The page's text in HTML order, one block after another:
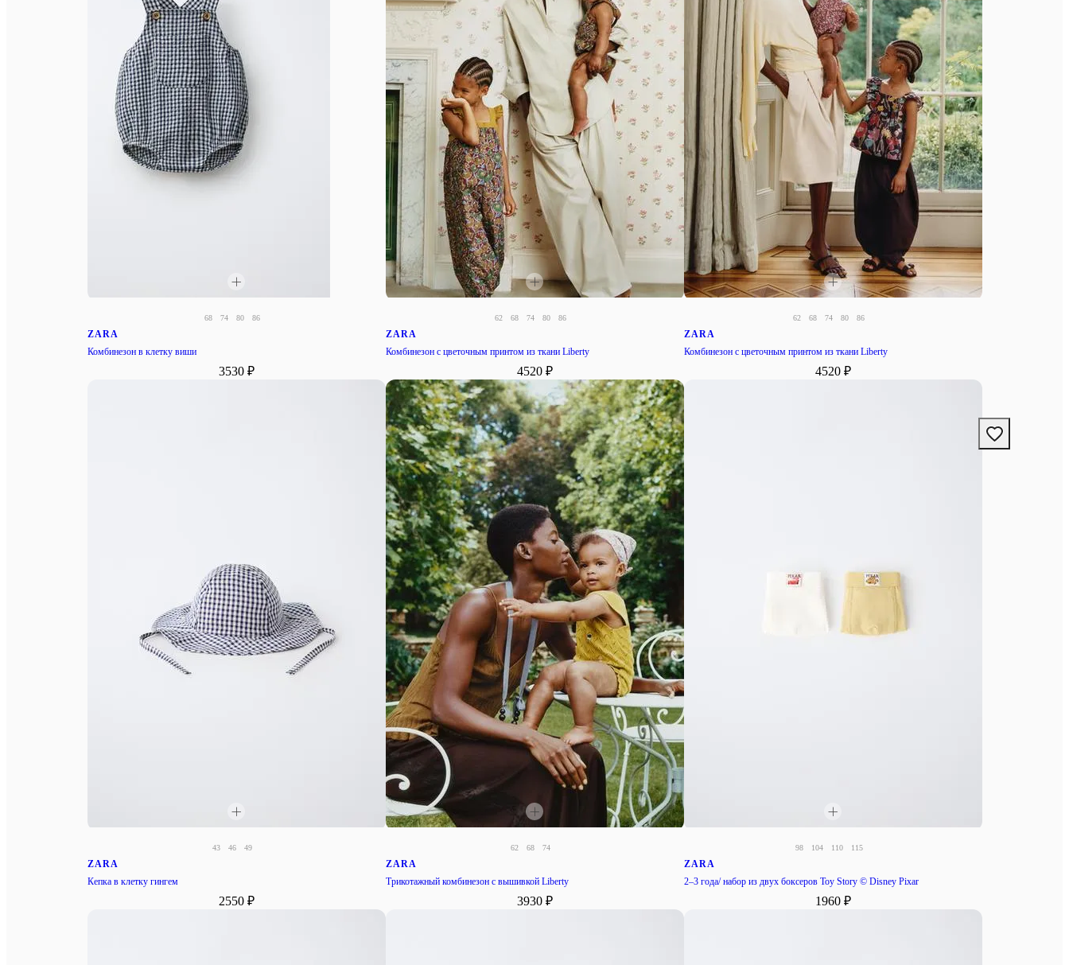
68 74 80 86
ZARA
Комбинезон в клетку виши
3530 ₽
62 68 74 80 86
ZARA
Комбинезон с цветочным принтом из ткани Liberty
4520 ₽
62 68 74 80 86
ZARA
Комбинезон с цветочным принтом из ткани Liberty
4520 ₽
43 46 49
ZARA
Кепка в клетку гингем
2550 ₽
62 68 74
ZARA
Трикотажный комбинезон с вышивкой Liberty
3930 ₽
98 104 110 115
ZARA
2–3 года/ набор из двух боксеров Toy Story © Disney Pixar
1960 ₽